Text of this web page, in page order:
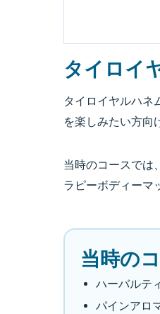
タイロイ
タイロイヤルハネ
を楽しみたい方向
当時のコースでは
ラピーボディーマ
当時の
ハーバルテ
パインアロ